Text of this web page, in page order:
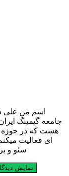
اسم من علی
جامعه گیمینگ
هست که در حوزه
ای فعالیت
سئو و
نمایش